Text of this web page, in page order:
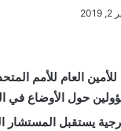
العام للأمم
حول الأوضاع في
يستقبل المستشار